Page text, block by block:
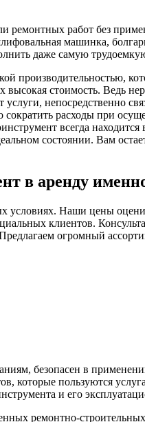
ремонтных работ без
машинка,
даже самую
производительностью,
стоимость. Ведь
непосредственно
расходы при
всегда
состоянии. Вам
в аренду
условиях. Наши цены
клиентов.
огромный
безопасен в
которые пользуются
и его
ремонтно-